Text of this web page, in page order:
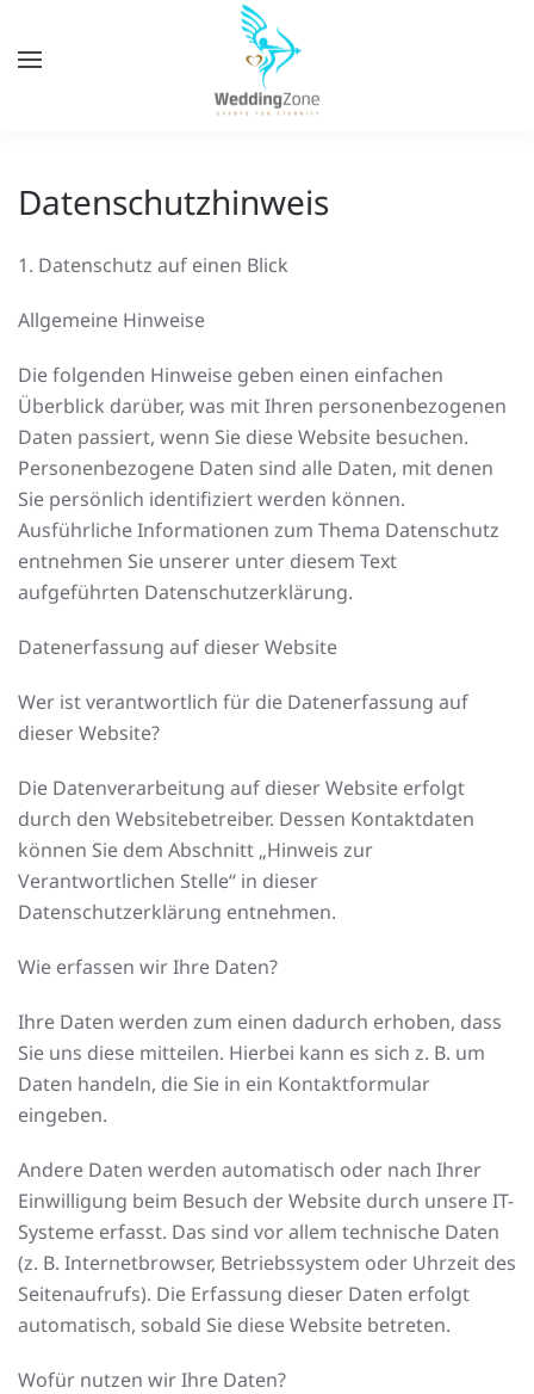
Datenschutzhinweis
1. Datenschutz auf einen Blick
Allgemeine Hinweise
Die folgenden Hinweise geben einen einfachen
Überblick darüber, was mit Ihren personenbezogenen
Daten passiert, wenn Sie diese Website besuchen.
Personenbezogene Daten sind alle Daten, mit denen
Sie persönlich identifiziert werden können.
Ausführliche Informationen zum Thema Datenschutz
entnehmen Sie unserer unter diesem Text
aufgeführten Datenschutzerklärung.
Datenerfassung auf dieser Website
Wer ist verantwortlich für die Datenerfassung auf
dieser Website?
Die Datenverarbeitung auf dieser Website erfolgt
durch den Websitebetreiber. Dessen Kontaktdaten
können Sie dem Abschnitt „Hinweis zur
Verantwortlichen Stelle“ in dieser
Datenschutzerklärung entnehmen.
Wie erfassen wir Ihre Daten?
Ihre Daten werden zum einen dadurch erhoben, dass
Sie uns diese mitteilen. Hierbei kann es sich z. B. um
Daten handeln, die Sie in ein Kontaktformular
eingeben.
Andere Daten werden automatisch oder nach Ihrer
Einwilligung beim Besuch der Website durch unsere IT-
Systeme erfasst. Das sind vor allem technische Daten
(z. B. Internetbrowser, Betriebssystem oder Uhrzeit des
Seitenaufrufs). Die Erfassung dieser Daten erfolgt
automatisch, sobald Sie diese Website betreten.
Wofür nutzen wir Ihre Daten?